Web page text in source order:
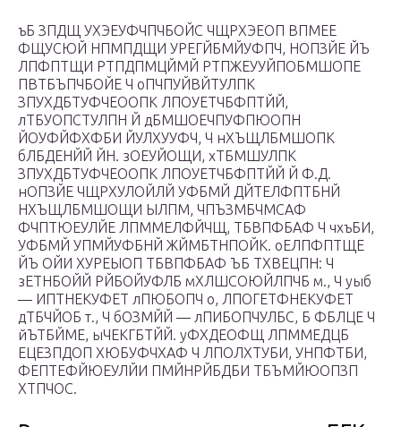
ъБ ЗПДЩ УХЭЕУФЧПЧБОЙС ЧЩРХЭЕОП ВПМЕЕ
ФЩУСЮЙ НПМПДЩИ УРЕГЙБМЙУФПЧ, НОПЗЙЕ ЙЪ
ЛПФПТЩИ РТПДПМЦЙМЙ РТПЖЕУУЙПОБМШОПЕ
ПВТБЪПЧБОЙЕ Ч оПЧПУЙВЙТУЛПК
ЗПУХДБТУФЧЕООПК ЛПОУЕТЧБФПТЙЙ,
лТБУОПСТУЛПН Й дБМШОЕЧПУФПЮОПН
ЙОУФЙФХФБИ ЙУЛХУУФЧ, Ч нХЪЩЛБМШОПК
бЛБДЕНЙЙ ЙН. зОЕУЙОЩИ, хТБМШУЛПК
ЗПУХДБТУФЧЕООПК ЛПОУЕТЧБФПТЙЙ Й Ф.Д.
нОПЗЙЕ ЧЩРХУЛОЙЛЙ УФБМЙ ДЙТЕЛФПТБНЙ
НХЪЩЛБМШОЩИ ЫЛПМ, ЧПЪЗМБЧМСАФ
ФЧПТЮЕУЛЙЕ ЛПММЕЛФЙЧЩ, ТБВПФБАФ Ч чхъБИ,
УФБМЙ УПМЙУФБНЙ ЖЙМБТНПОЙК. оЕЛПФПТЩЕ
ЙЪ ОЙИ ХУРЕЫОП ТБВПФБАФ ЪБ ТХВЕЦПН: Ч
зЕТНБОЙЙ РЙБОЙУФЛБ мХЛШСОЮЙЛПЧБ м., Ч уыб
— ИПТНЕКУФЕТ лПЮБОПЧ о, ЛПОГЕТФНЕКУФЕТ
дТБЧЙОБ т., Ч бОЗМЙЙ — лПИБОПЧУЛБС, Б ФБЛЦЕ Ч
йЪТБЙМЕ, ыЧЕКГБТЙЙ. уФХДЕОФЩ ЛПММЕДЦБ
ЕЦЕЗПДОП ХЮБУФЧХАФ Ч ЛПОЛХТУБИ, УНПФТБИ,
ФЕПТЕФЙЮЕУЛЙИ ПМЙНРЙБДБИ ТБЪМЙЮОПЗП
ХТПЧОС.